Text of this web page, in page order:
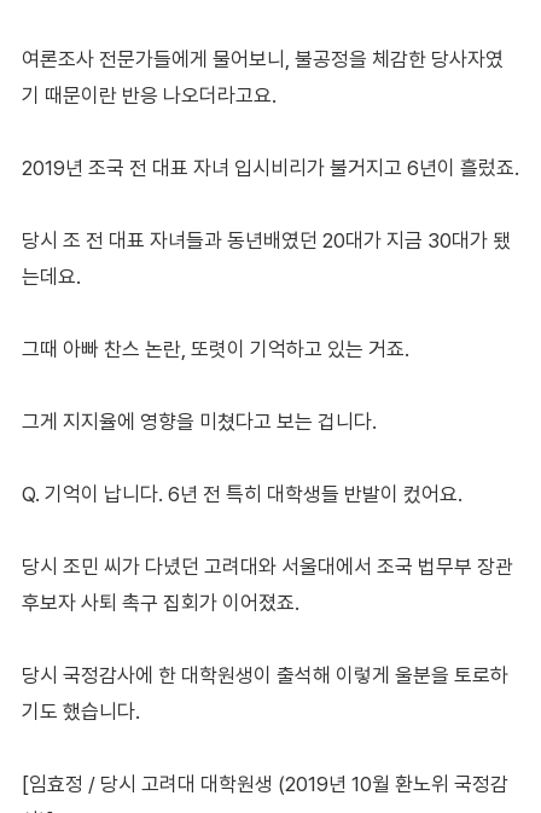
여론조사 전문가들에게 물어보니, 불공정을 체감한 당사자였
기 때문이란 반응 나오더라고요.
2019년 조국 전 대표 자녀 입시비리가 불거지고 6년이 흘렀죠.
당시 조 전 대표 자녀들과 동년배였던 20대가 지금 30대가 됐
는데요.
그때 아빠 찬스 논란, 또렷이 기억하고 있는 거죠.
그게 지지율에 영향을 미쳤다고 보는 겁니다.
Q. 기억이 납니다. 6년 전 특히 대학생들 반발이 컸어요.
당시 조민 씨가 다녔던 고려대와 서울대에서 조국 법무부 장관
후보자 사퇴 촉구 집회가 이어졌죠.
당시 국정감사에 한 대학원생이 출석해 이렇게 울분을 토로하
기도 했습니다.
[임효정 / 당시 고려대 대학원생 (2019년 10월 환노위 국정감